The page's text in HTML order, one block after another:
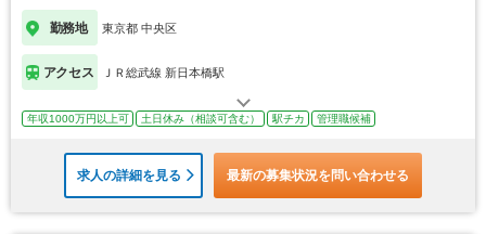
勤務地 東京都 中央区
アクセス ＪＲ総武線 新日本橋駅
年収1000万円以上可 土日休み（相談可含む） 駅チカ 管理職候補
求人の詳細を見る 最新の募集状況を問い合わせる